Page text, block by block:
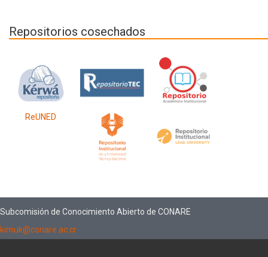
Repositorios cosechados
ReUNED
Subcomisión de Conocimiento Abierto de CONARE
kimuk@conare.ac.cr